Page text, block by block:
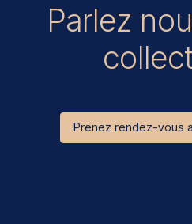
Parlez
Prenez rendez-vous